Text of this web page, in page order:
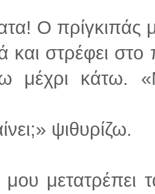
Ο πρίγκιπάς
και στρέφει
μέχρι κάτω.
ψιθυρίζω.
μετατρέπει